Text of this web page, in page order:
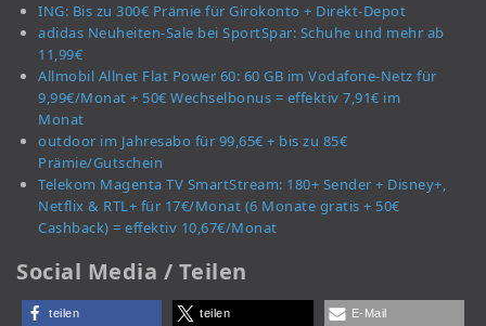
ING: Bis zu 300€ Prämie für Girokonto + Direkt-Depot
adidas Neuheiten-Sale bei SportSpar: Schuhe und mehr ab
11,99€
Allmobil Allnet Flat Power 60: 60 GB im Vodafone-Netz für
9,99€/Monat + 50€ Wechselbonus = effektiv 7,91€ im
Monat
outdoor im Jahresabo für 99,65€ + bis zu 85€
Prämie/Gutschein
Telekom Magenta TV SmartStream: 180+ Sender + Disney+,
Netflix & RTL+ für 17€/Monat (6 Monate gratis + 50€
Cashback) = effektiv 10,67€/Monat
Social Media / Teilen
teilen teilen E-Mail